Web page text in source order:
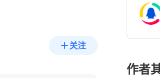
关注
作者